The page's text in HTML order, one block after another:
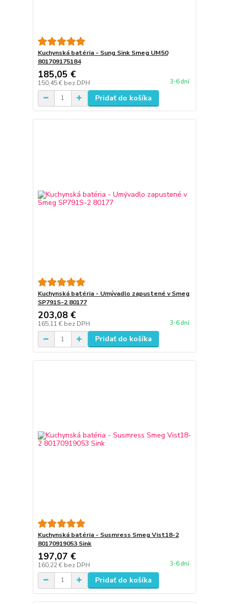
Kuchynská batéria - Sung Sink Smeg UM50
801709175184
185,05 €
150,45 € bez DPH 3-6 dní
Pridať do košíka
Kuchynská batéria - Umývadlo zapustené v Smeg
SP791S-2 80177
203,08 €
165,11 € bez DPH 3-6 dní
Pridať do košíka
Kuchynská batéria - Susmress Smeg Vist18-2
80170919053 Sink
197,07 €
160,22 € bez DPH 3-6 dní
Pridať do košíka